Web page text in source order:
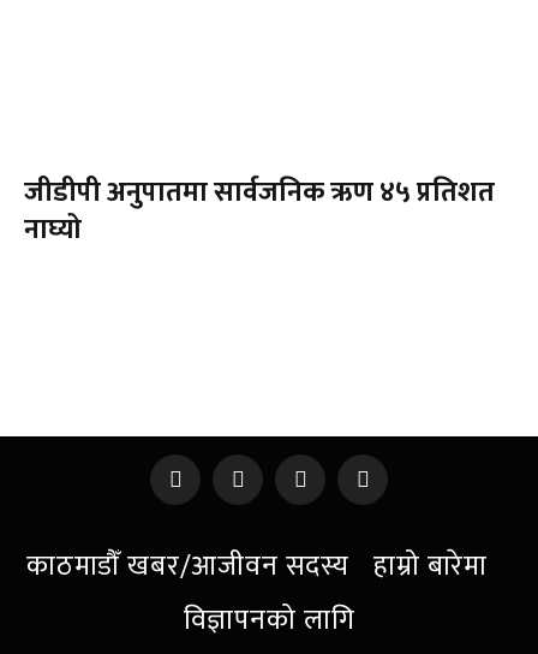
जीडीपी अनुपातमा सार्वजनिक ऋण ४५ प्रतिशत
नाघ्यो
Facebook
X
(Twitter)
InstagramPinterest
काठमाडौँ खबर/आजीवन सदस्य हाम्रो बारेमा
विज्ञापनको लागि